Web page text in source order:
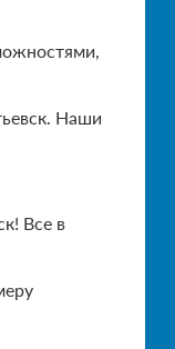
Наши
Все в